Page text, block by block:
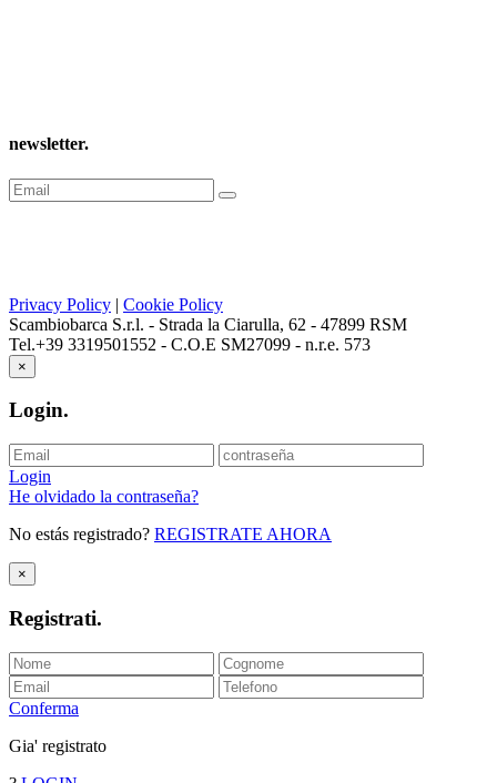
newsletter.
Privacy Policy | Cookie Policy
Scambiobarca S.r.l. - Strada la Ciarulla, 62 - 47899 RSM
Tel.+39 3319501552 - C.O.E SM27099 - n.r.e. 573
×
Login.
Login
He olvidado la contraseña?
No estás registrado? REGISTRATE AHORA
×
Registrati.
Conferma
Gia' registrato